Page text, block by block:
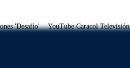
'Desafío' YouTube Caracol Televisión